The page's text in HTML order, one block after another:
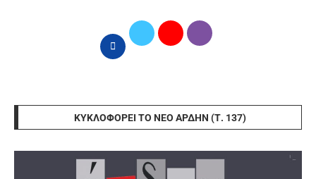
ΚΥΚΛΟΦΟΡΕΊ ΤΟ ΝΈΟ ΆΡΔΗΝ (Τ. 137)